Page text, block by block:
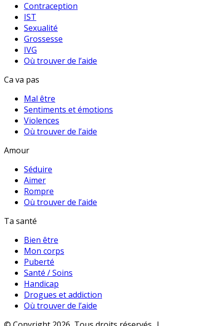
Contraception
IST
Sexualité
Grossesse
IVG
Où trouver de l’aide
Ca va pas
Mal être
Sentiments et émotions
Violences
Où trouver de l’aide
Amour
Séduire
Aimer
Rompre
Où trouver de l’aide
Ta santé
Bien être
Mon corps
Puberté
Santé / Soins
Handicap
Drogues et addiction
Où trouver de l’aide